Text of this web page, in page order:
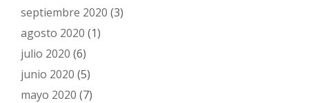
septiembre 2020 (3)
agosto 2020 (1)
julio 2020 (6)
junio 2020 (5)
mayo 2020 (7)